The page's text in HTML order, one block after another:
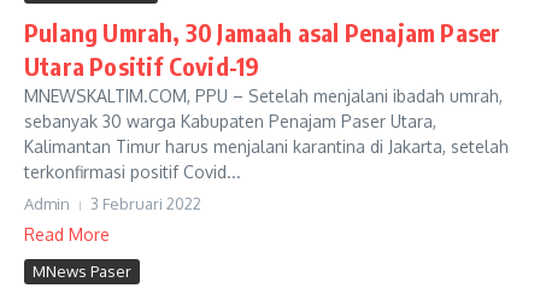
Pulang Umrah, 30 Jamaah asal Penajam Paser
Utara Positif Covid-19
MNEWSKALTIM.COM, PPU – Setelah menjalani ibadah umrah,
sebanyak 30 warga Kabupaten Penajam Paser Utara,
Kalimantan Timur harus menjalani karantina di Jakarta, setelah
terkonfirmasi positif Covid...
Admin 3 Februari 2022
Read More
MNews Paser